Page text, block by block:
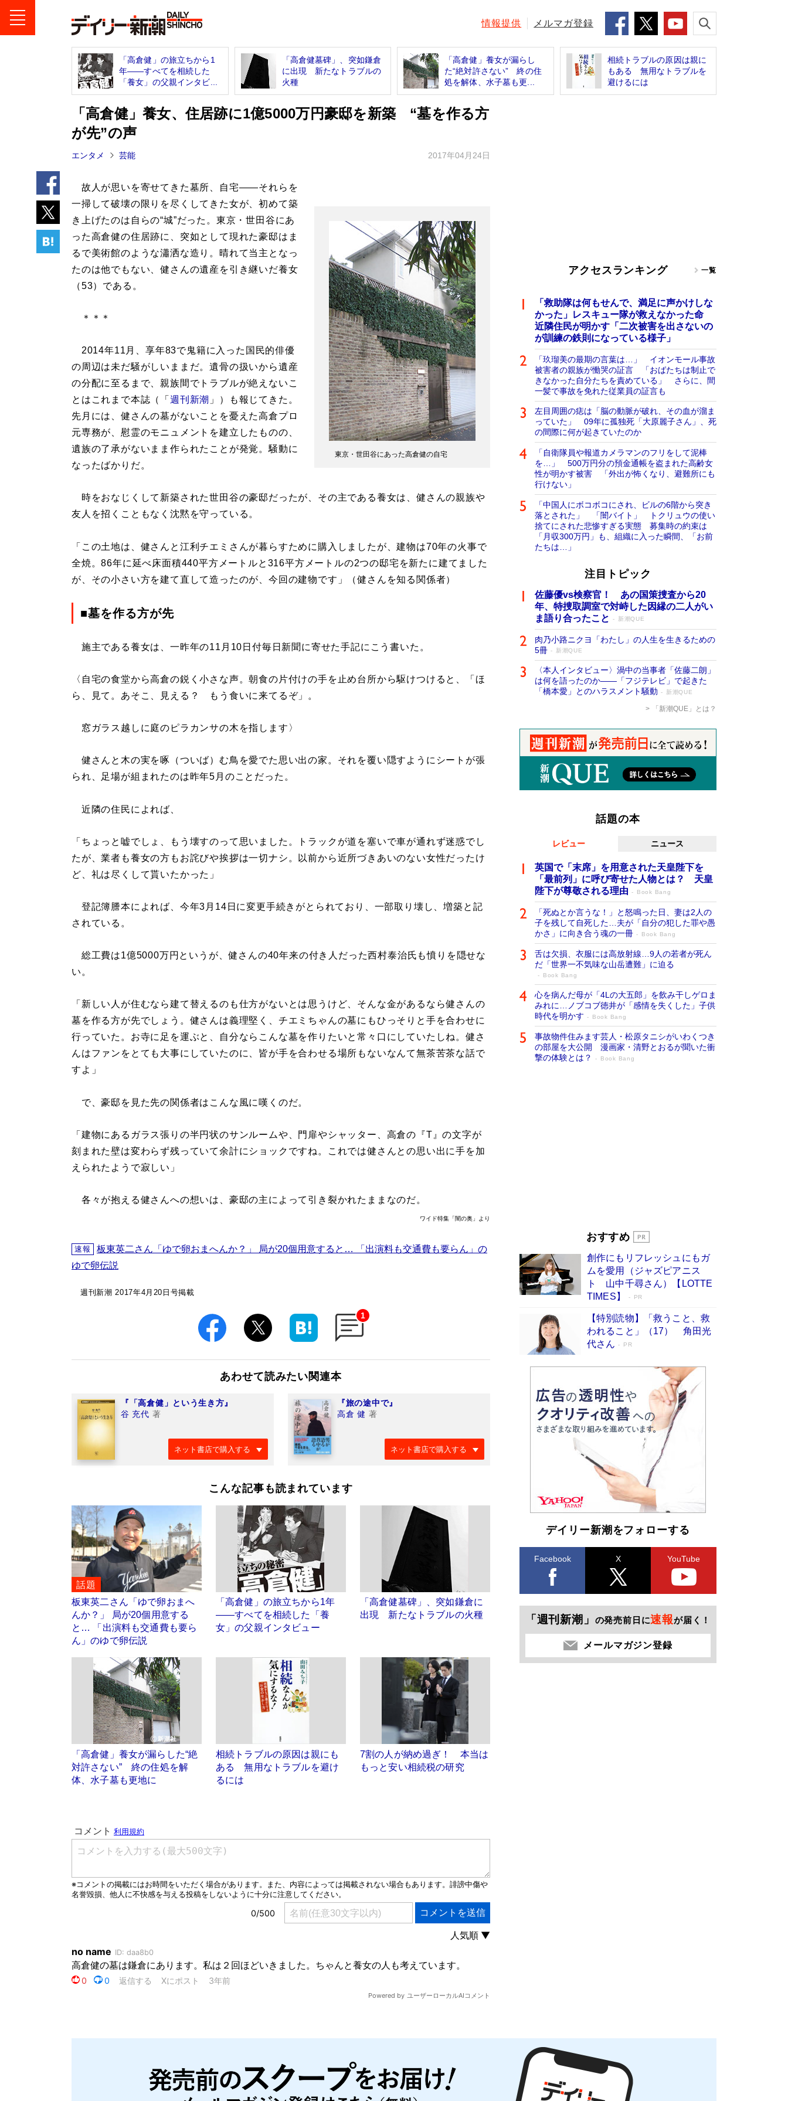
情報提供 メルマガ登録
「高倉健」の旅立ちから1
年――すべてを相続した
「養女」の父親インタビ...
「高倉健墓碑」、突如鎌倉
に出現 新たなトラブルの
火種
「高倉健」養女が漏らし
た“絶対許さない” 終の住
処を解体、水子墓も更...
相続トラブルの原因は親に
もある 無用なトラブルを
避けるには
「高倉健」養女、住居跡に1億5000万円豪邸を新築 “墓を作る方
が先”の声
エンタメ 芸能 2017年04月24日
東京・世田谷にあった高倉健の自宅
故人が思いを寄せてきた墓所、自宅――それらを
一掃して破壊の限りを尽くしてきた女が、初めて築
き上げたのは自らの“城”だった。東京・世田谷にあ
った高倉健の住居跡に、突如として現れた豪邸はま
るで美術館のような瀟洒な造り。晴れて当主となっ
たのは他でもない、健さんの遺産を引き継いだ養女
（53）である。
＊＊＊
2014年11月、享年83で鬼籍に入った国民的俳優
の周辺は未だ騒がしいままだ。遺骨の扱いから遺産
の分配に至るまで、親族間でトラブルが絶えないこ
とはこれまで本誌（「 週刊新潮 」）も報じてきた。
先月には、健さんの墓がないことを憂えた高倉プロ
元専務が、慰霊のモニュメントを建立したものの、
遺族の了承がないまま作られたことが発覚。騒動に
なったばかりだ。
時をおなじくして新築された世田谷の豪邸だったが、その主である養女は、健さんの親族や
友人を招くこともなく沈黙を守っている。
「この土地は、健さんと江利チエミさんが暮らすために購入しましたが、建物は70年の火事で
全焼。86年に延べ床面積440平方メートルと316平方メートルの2つの邸宅を新たに建てました
が、その小さい方を建て直して造ったのが、今回の建物です」（健さんを知る関係者）
■墓を作る方が先
施主である養女は、一昨年の11月10日付毎日新聞に寄せた手記にこう書いた。
〈自宅の食堂から高倉の鋭く小さな声。朝食の片付けの手を止め台所から駆けつけると、「ほ
ら、見て。あそこ、見える？ もう食いに来てるぞ」。
窓ガラス越しに庭のピラカンサの木を指します〉
健さんと木の実を啄（ついば）む鳥を愛でた思い出の家。それを覆い隠すようにシートが張
られ、足場が組まれたのは昨年5月のことだった。
近隣の住民によれば、
「ちょっと嘘でしょ、もう壊すのって思いました。トラックが道を塞いで車が通れず迷惑でし
たが、業者も養女の方もお詫びや挨拶は一切ナシ。以前から近所づきあいのない女性だったけ
ど、礼は尽くして貰いたかった」
登記簿謄本によれば、今年3月14日に変更手続きがとられており、一部取り壊し、増築と記
されている。
総工費は1億5000万円というが、健さんの40年来の付き人だった西村泰治氏も憤りを隠せな
い。
「新しい人が住むなら建て替えるのも仕方がないとは思うけど、そんな金があるなら健さんの
墓を作る方が先でしょう。健さんは義理堅く、チエミちゃんの墓にもひっそりと手を合わせに
行っていた。お寺に足を運ぶと、自分ならこんな墓を作りたいと常々口にしていたしね。健さ
んはファンをとても大事にしていたのに、皆が手を合わせる場所もないなんて無茶苦茶な話で
すよ」
で、豪邸を見た先の関係者はこんな風に嘆くのだ。
「建物にあるガラス張りの半円状のサンルームや、門扉やシャッター、高倉の『T』の文字が
刻まれた壁は変わらず残っていて余計にショックですね。これでは健さんとの思い出に手を加
えられたようで寂しい」
各々が抱える健さんへの想いは、豪邸の主によって引き裂かれたままなのだ。
ワイド特集「闇の奥」より
速報
板東英二さん「ゆで卵おまへんか？」 局が20個用意すると… 「出演料も交通費も要らん」の
ゆで卵伝説
週刊新潮 2017年4月20日号掲載
1
あわせて読みたい関連本
『「高倉健」という生き方』
谷 充代 著
ネット書店で購入する
『旅の途中で』
高倉 健 著
ネット書店で購入する
こんな記事も読まれています
話題
板東英二さん「ゆで卵おまへ
んか？」 局が20個用意する
と… 「出演料も交通費も要ら
ん」のゆで卵伝説
「高倉健」の旅立ちから1年
――すべてを相続した「養
女」の父親インタビュー
「高倉健墓碑」、突如鎌倉に
出現 新たなトラブルの火種
「高倉健」養女が漏らした“絶
対許さない” 終の住処を解
体、水子墓も更地に
相続トラブルの原因は親にも
ある 無用なトラブルを避け
るには
7割の人が納め過ぎ！ 本当は
もっと安い相続税の研究
アクセスランキング 一覧
「救助隊は何もせんで、満足に声かけしな
かった」レスキュー隊が救えなかった命
近隣住民が明かす「二次被害を出さないの
が訓練の鉄則になっている様子」
「玖瑠美の最期の言葉は…」 イオンモール事故
被害者の親族が慟哭の証言 「おばたちは制止で
きなかった自分たちを責めている」 さらに、間
一髪で事故を免れた従業員の証言も
左目周囲の痣は「脳の動脈が破れ、その血が溜ま
っていた」 09年に孤独死「大原麗子さん」、死
の間際に何が起きていたのか
「自衛隊員や報道カメラマンのフリをして泥棒
を…」 500万円分の預金通帳を盗まれた高齢女
性が明かす被害 「外出が怖くなり、避難所にも
行けない」
「中国人にボコボコにされ、ビルの6階から突き
落とされた」 「闇バイト」 トクリュウの使い
捨てにされた悲惨すぎる実態 募集時の約束は
「月収300万円」も、組織に入った瞬間、「お前
たちは…」
注目トピック
佐藤優vs検察官！ あの国策捜査から20
年、特捜取調室で対峙した因縁の二人がい
ま語り合ったこと
新潮QUE
肉乃小路ニクヨ「わたし」の人生を生きるための
5冊
新潮QUE
〈本人インタビュー〉渦中の当事者「佐藤二朗」
は何を語ったのか――「フジテレビ」で起きた
「橋本愛」とのハラスメント騒動
新潮QUE
「新潮QUE」とは？
話題の本
レビュー ニュース
英国で「末席」を用意された天皇陛下を
「最前列」に呼び寄せた人物とは？ 天皇
陛下が尊敬される理由
Book Bang
「死ぬとか言うな！」と怒鳴った日、妻は2人の
子を残して自死した…夫が「自分の犯した罪や愚
かさ」に向き合う魂の一冊
Book Bang
舌は欠損、衣服には高放射線…9人の若者が死ん
だ「世界一不気味な山岳遭難」に迫る
Book Bang
心を病んだ母が「4Lの大五郎」を飲み干しゲロま
みれに…ノブコブ徳井が「感情を失くした」子供
時代を明かす
Book Bang
事故物件住みます芸人・松原タニシがいわくつき
の部屋を大公開 漫画家・清野とおるが聞いた衝
撃の体験とは？
Book Bang
占 上半期1位にも選出［新書ベストセラー］
Book Bang
おすすめ
創作にもリフレッシュにもガ
ムを愛用（ジャズピアニス
ト 山中千尋さん）【LOTTE
TIMES】
PR
【特別読物】「救うこと、救
われること」（17） 角田光
代さん
PR
デイリー新潮をフォローする
Facebook X YouTube
「週刊新潮」 の発売前日に速報が届く！
メールマガジン登録